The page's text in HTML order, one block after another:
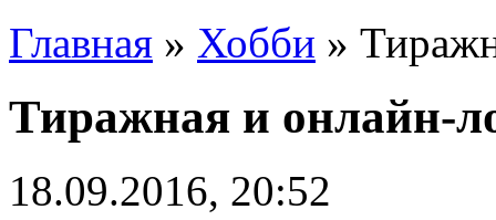
Главная » Хобби »
Тиражная и онлайн-
18.09.2016, 20:52